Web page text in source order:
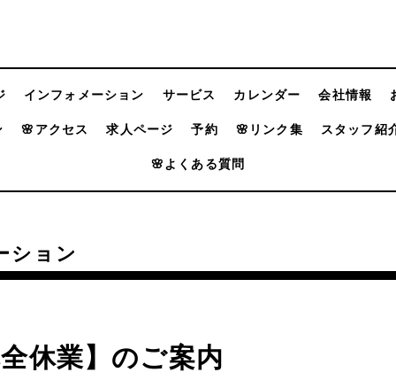
インフォメーション サービス カレンダー 会社情報
🌸アクセス 求人ページ 予約 🌸リンク集 スタッフ紹
🌸よくある質問
ション
休業】のご案内